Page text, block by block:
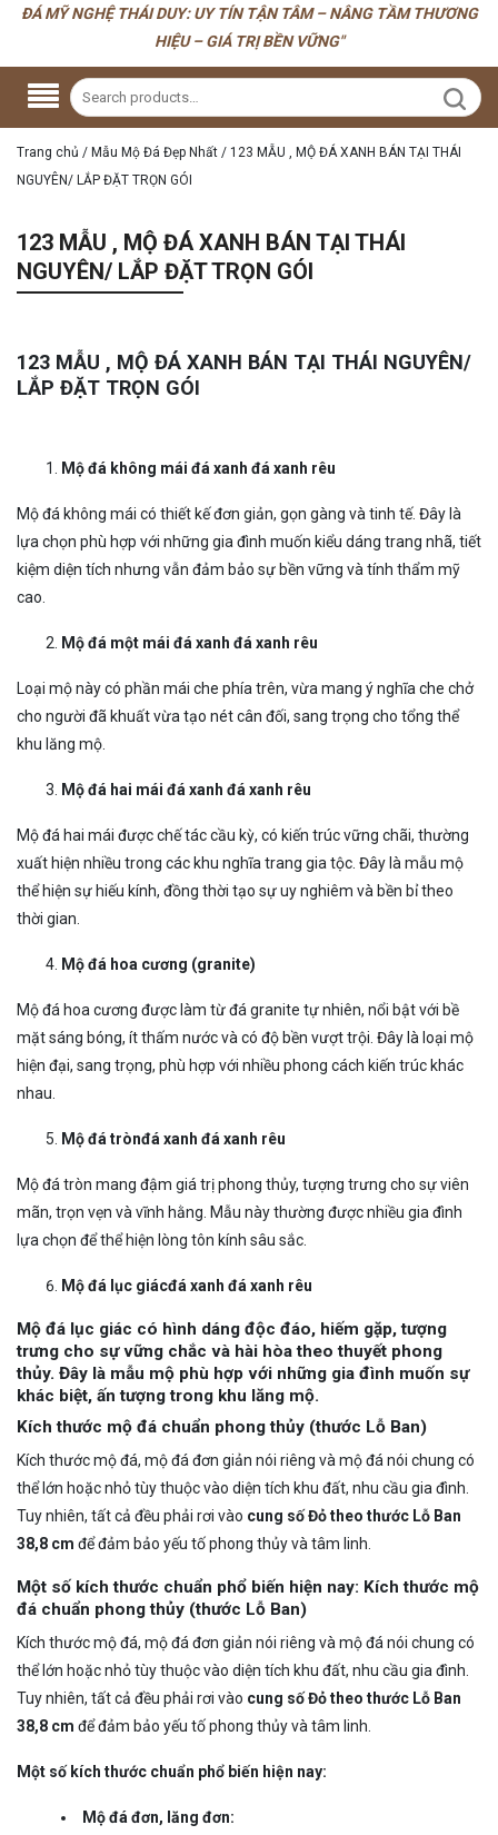
ĐÁ MỸ NGHỆ THÁI DUY: UY TÍN TẬN TÂM – NÂNG TẦM THƯƠNG
HIỆU – GIÁ TRỊ BỀN VỮNG"
Trang chủ / Mẫu Mộ Đá Đẹp Nhất / 123 MẪU , MỘ ĐÁ XANH BÁN TẠI THÁI
NGUYÊN/ LẮP ĐẶT TRỌN GÓI
123 MẪU , MỘ ĐÁ XANH BÁN TẠI THÁI
NGUYÊN/ LẮP ĐẶT TRỌN GÓI
123 MẪU , MỘ ĐÁ XANH BÁN TẠI THÁI NGUYÊN/
LẮP ĐẶT TRỌN GÓI
Mộ đá không mái đá xanh đá xanh rêu
Mộ đá không mái có thiết kế đơn giản, gọn gàng và tinh tế. Đây là
lựa chọn phù hợp với những gia đình muốn kiểu dáng trang nhã, tiết
kiệm diện tích nhưng vẫn đảm bảo sự bền vững và tính thẩm mỹ
cao.
Mộ đá một mái đá xanh đá xanh rêu
Loại mộ này có phần mái che phía trên, vừa mang ý nghĩa che chở
cho người đã khuất vừa tạo nét cân đối, sang trọng cho tổng thể
khu lăng mộ.
Mộ đá hai mái đá xanh đá xanh rêu
Mộ đá hai mái được chế tác cầu kỳ, có kiến trúc vững chãi, thường
xuất hiện nhiều trong các khu nghĩa trang gia tộc. Đây là mẫu mộ
thể hiện sự hiếu kính, đồng thời tạo sự uy nghiêm và bền bỉ theo
thời gian.
Mộ đá hoa cương (granite)
Mộ đá hoa cương được làm từ đá granite tự nhiên, nổi bật với bề
mặt sáng bóng, ít thấm nước và có độ bền vượt trội. Đây là loại mộ
hiện đại, sang trọng, phù hợp với nhiều phong cách kiến trúc khác
nhau.
Mộ đá trònđá xanh đá xanh rêu
Mộ đá tròn mang đậm giá trị phong thủy, tượng trưng cho sự viên
mãn, trọn vẹn và vĩnh hằng. Mẫu này thường được nhiều gia đình
lựa chọn để thể hiện lòng tôn kính sâu sắc.
Mộ đá lục giácđá xanh đá xanh rêu
Mộ đá lục giác có hình dáng độc đáo, hiếm gặp, tượng
trưng cho sự vững chắc và hài hòa theo thuyết phong
thủy. Đây là mẫu mộ phù hợp với những gia đình muốn sự
khác biệt, ấn tượng trong khu lăng mộ.
Kích thước mộ đá chuẩn phong thủy (thước Lỗ Ban)
Kích thước mộ đá, mộ đá đơn giản nói riêng và mộ đá nói chung có
thể lớn hoặc nhỏ tùy thuộc vào diện tích khu đất, nhu cầu gia đình.
Tuy nhiên, tất cả đều phải rơi vào cung số Đỏ theo thước Lỗ Ban
38,8 cm để đảm bảo yếu tố phong thủy và tâm linh.
Một số kích thước chuẩn phổ biến hiện nay: Kích thước mộ
đá chuẩn phong thủy (thước Lỗ Ban)
Kích thước mộ đá, mộ đá đơn giản nói riêng và mộ đá nói chung có
thể lớn hoặc nhỏ tùy thuộc vào diện tích khu đất, nhu cầu gia đình.
Tuy nhiên, tất cả đều phải rơi vào cung số Đỏ theo thước Lỗ Ban
38,8 cm để đảm bảo yếu tố phong thủy và tâm linh.
Một số kích thước chuẩn phổ biến hiện nay:
Mộ đá đơn, lăng đơn: